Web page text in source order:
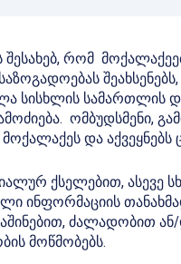
რომ
სისხლის სამართლის
ომბუდსმენი,
და აქვეყნებს
ქსელებით, ასევე
ინფორმაციის
ძალადობით
მოწმობებს.